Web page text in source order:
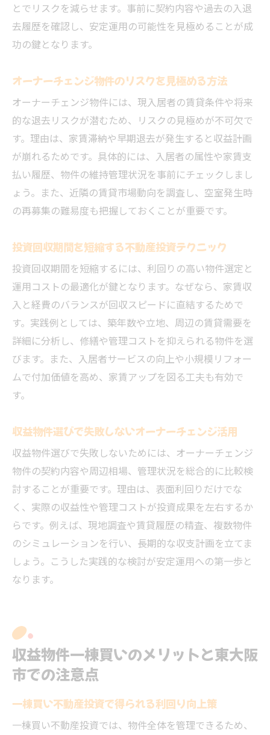
とでリスクを減らせます。事前に契約内容や過去の入退
去履歴を確認し、安定運用の可能性を見極めることが成
功の鍵となります。
オーナーチェンジ物件のリスクを見極める方法
オーナーチェンジ物件には、現入居者の賃貸条件や将来
的な退去リスクが潜むため、リスクの見極めが不可欠で
す。理由は、家賃滞納や早期退去が発生すると収益計画
が崩れるためです。具体的には、入居者の属性や家賃支
払い履歴、物件の維持管理状況を事前にチェックしまし
ょう。また、近隣の賃貸市場動向を調査し、空室発生時
の再募集の難易度も把握しておくことが重要です。
投資回収期間を短縮する不動産投資テクニック
投資回収期間を短縮するには、利回りの高い物件選定と
運用コストの最適化が鍵となります。なぜなら、家賃収
入と経費のバランスが回収スピードに直結するためで
す。実践例としては、築年数や立地、周辺の賃貸需要を
詳細に分析し、修繕や管理コストを抑えられる物件を選
びます。また、入居者サービスの向上や小規模リフォー
ムで付加価値を高め、家賃アップを図る工夫も有効で
す。
収益物件選びで失敗しないオーナーチェンジ活用
収益物件選びで失敗しないためには、オーナーチェンジ
物件の契約内容や周辺相場、管理状況を総合的に比較検
討することが重要です。理由は、表面利回りだけでな
く、実際の収益性や管理コストが投資成果を左右するか
らです。例えば、現地調査や賃貸履歴の精査、複数物件
のシミュレーションを行い、長期的な収支計画を立てま
しょう。こうした実践的な検討が安定運用への第一歩と
なります。
収益物件一棟買いのメリットと東大阪
市での注意点
一棟買い不動産投資で得られる利回り向上策
一棟買い不動産投資では、物件全体を管理できるため、